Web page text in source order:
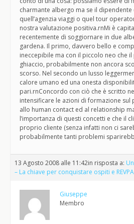
charmante albergo ma se il dipendente
quell’agenzia viaggi o quel tour
nostra valutazione positiva.rnMi è
recentemente di soggiornare in due
gardena. Il primo, davvero bello e
ineccepibile ma con il piccolo neo che
ghiaccio, probabilmente non ancora
scorso. Nel secondo un lusso
calore umano ed una onesta
pari.rnConcordo con ciò che è scritto
intensificare le azioni di formazione
allo human contact ed al relationship
l’importanza di questi concetti e che il
proprio cliente (senza infatti non ci
probabilmente tanti problemi
13 Agosto 2008 alle 11:42in risposta a:
– La chiave per conquistare ospiti e
Giuseppe
Membro